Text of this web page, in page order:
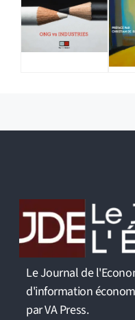
Le Journal de
d'information
par VA Press.